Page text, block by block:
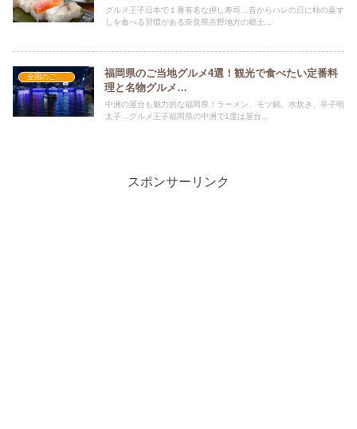
グルメ王子日本で１番有名な押し寿司…昔からハレの日に柿の葉す
しを食べる習慣がある奈良県吉野地方の郷土...
全国のご当地グルメ
福岡県のご当地グルメ4選！観光で食べたい定番料
理と名物グルメ…
中洲の屋台も魅力的な福岡県！ラーメン、モツ鍋、水炊き、辛子明
太子…グルメ王子福岡県の中洲で1度は屋台...
スポンサーリンク